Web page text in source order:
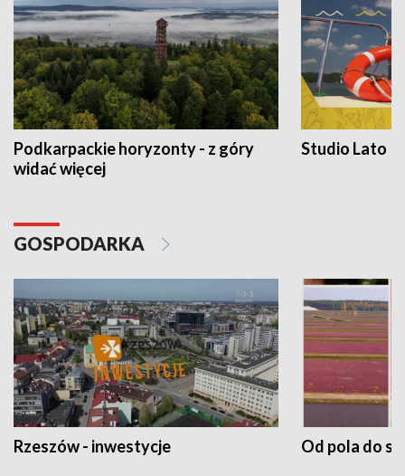
Podkarpackie horyzonty - z góry
widać więcej
Studio Lato
GOSPODARKA
Rzeszów - inwestycje Od pola do